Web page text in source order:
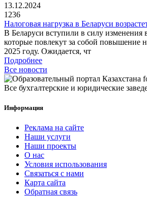
13.12.2024
1236
Налоговая нагрузка в Беларуси
В Беларуси вступили в силу изменения
которые повлекут за собой повышение
2025 году. Ожидается, чт
Подробнее
Все новости
Все бухгалтерские и юридические
Информация
Реклама на сайте
Наши услуги
Наши проекты
О нас
Условия использования
Связаться с нами
Карта сайта
Обратная связь